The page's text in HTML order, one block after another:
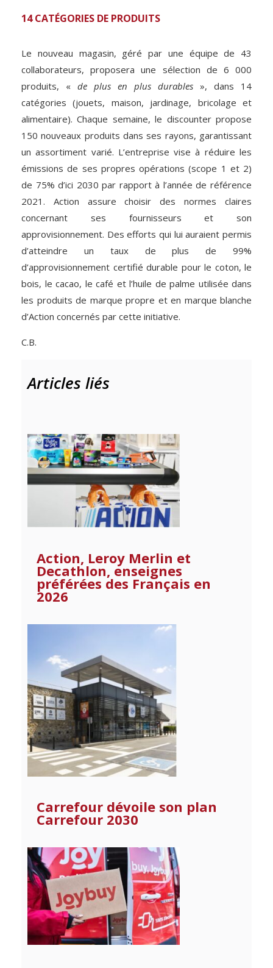
14 CATÉGORIES DE PRODUITS
Le nouveau magasin, géré par une équipe de 43
collaborateurs, proposera une sélection de 6 000
produits, « de plus en plus durables », dans 14
catégories (jouets, maison, jardinage, bricolage et
alimentaire). Chaque semaine, le discounter propose
150 nouveaux produits dans ses rayons, garantissant
un assortiment varié. L’entreprise vise à réduire les
émissions de ses propres opérations (scope 1 et 2)
de 75% d’ici 2030 par rapport à l’année de référence
2021. Action assure choisir des normes claires
concernant ses fournisseurs et son
approvisionnement. Des efforts qui lui auraient permis
d’atteindre un taux de plus de 99%
d’approvisionnement certifié durable pour le coton, le
bois, le cacao, le café et l’huile de palme utilisée dans
les produits de marque propre et en marque blanche
d’Action concernés par cette initiative.
C.B.
Articles liés
Action, Leroy Merlin et
Decathlon, enseignes
préférées des Français en
2026
Carrefour dévoile son plan
Carrefour 2030